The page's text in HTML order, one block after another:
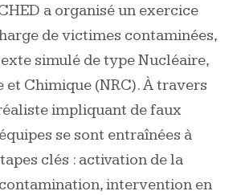
a organisé un exercice
de victimes contaminées,
simulé de type Nucléaire,
et Chimique (NRC). À travers
impliquant de faux
se sont entraînées à
clés : activation de la
intervention en